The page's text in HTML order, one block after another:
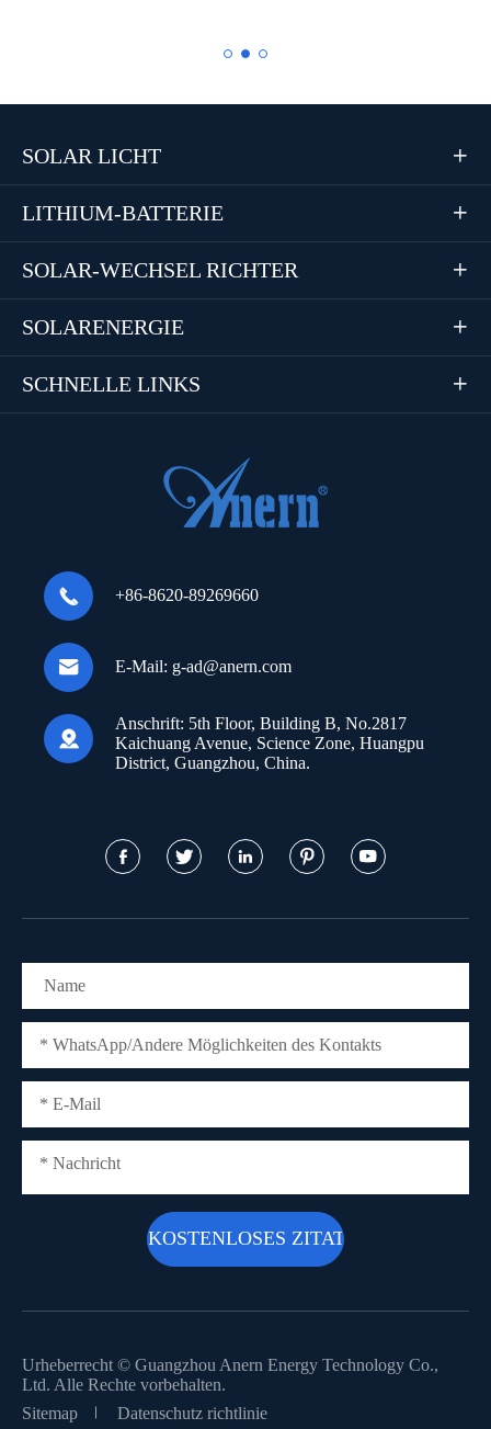
SOLAR LICHT 
LITHIUM-BATTERIE 
SOLAR-WECHSEL RICHTER 
SOLARENERGIE 
SCHNELLE LINKS 
 +86-8620-89269660
 E-Mail: g-ad@anern.com

Anschrift: 5th Floor, Building B, No.2817
Kaichuang Avenue, Science Zone, Huangpu
District, Guangzhou, China.
    
Urheberrecht © Guangzhou Anern Energy Technology Co.,
Ltd. Alle Rechte vorbehalten.
Sitemap
Datenschutz richtlinie